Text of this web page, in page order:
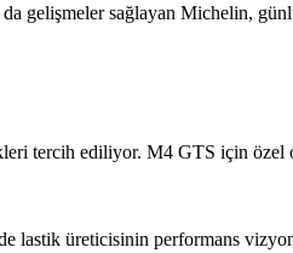
da gelişmeler sağlayan Michelin,
tercih ediliyor. M4 GTS için
lastik üreticisinin performans